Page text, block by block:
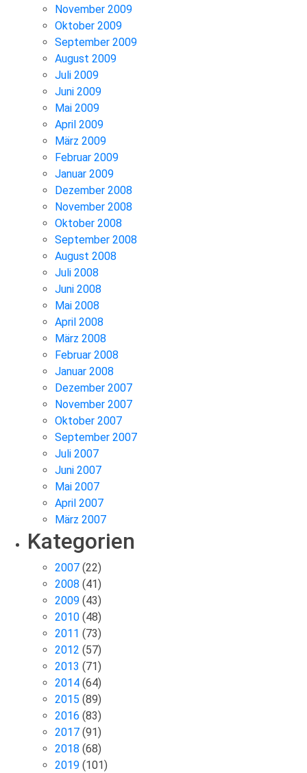
November 2009
Oktober 2009
September 2009
August 2009
Juli 2009
Juni 2009
Mai 2009
April 2009
März 2009
Februar 2009
Januar 2009
Dezember 2008
November 2008
Oktober 2008
September 2008
August 2008
Juli 2008
Juni 2008
Mai 2008
April 2008
März 2008
Februar 2008
Januar 2008
Dezember 2007
November 2007
Oktober 2007
September 2007
Juli 2007
Juni 2007
Mai 2007
April 2007
März 2007
Kategorien
2007 (22)
2008 (41)
2009 (43)
2010 (48)
2011 (73)
2012 (57)
2013 (71)
2014 (64)
2015 (89)
2016 (83)
2017 (91)
2018 (68)
2019 (101)